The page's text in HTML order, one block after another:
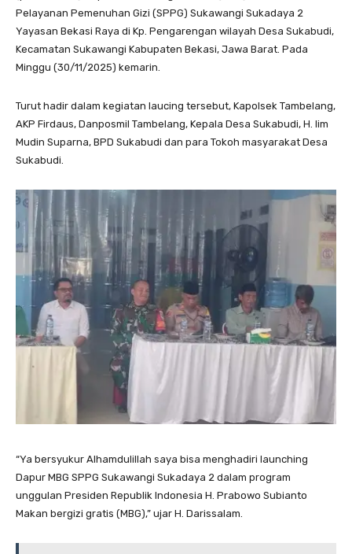
Pelayanan Pemenuhan Gizi (SPPG) Sukawangi Sukadaya 2
Yayasan Bekasi Raya di Kp. Pengarengan wilayah Desa Sukabudi,
Kecamatan Sukawangi Kabupaten Bekasi, Jawa Barat. Pada
Minggu (30/11/2025) kemarin.
Turut hadir dalam kegiatan laucing tersebut, Kapolsek Tambelang,
AKP Firdaus, Danposmil Tambelang, Kepala Desa Sukabudi, H. Iim
Mudin Suparna, BPD Sukabudi dan para Tokoh masyarakat Desa
Sukabudi.
“Ya bersyukur Alhamdulillah saya bisa menghadiri launching
Dapur MBG SPPG Sukawangi Sukadaya 2 dalam program
unggulan Presiden Republik Indonesia H. Prabowo Subianto
Makan bergizi gratis (MBG),” ujar H. Darissalam.